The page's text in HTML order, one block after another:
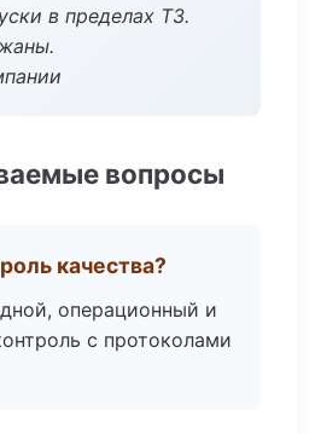
в пределах ТЗ.
вопросы
качества?
операционный и
с протоколами